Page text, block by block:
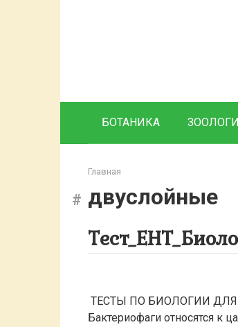
БОТАНИКА
Главная
двуслойные
ТЕСТЫ ПО БИОЛОГИИ ДЛЯ
Бактериофаги относятся к